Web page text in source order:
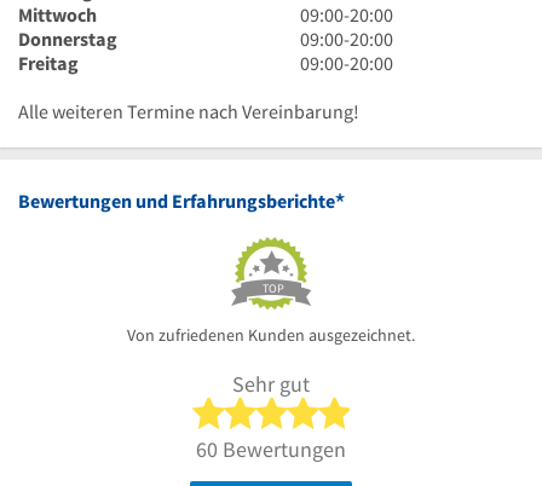
bis
20
Uhr
Uhr
bis
20
Mittwoch
9
Uhr
bis
Uhr
09:00-20:00
Donnerstag
9
Uhr
20
09:00-20:00
Freitag
9
bis
09:00-20:00
Alle weiteren Termine nach Vereinbarung!
Bewertungen und Erfahrungsberichte*
TOP
Von zufriedenen Kunden ausgezeichnet.
Sehr gut
5 von 5 Sternen
60 Bewertungen